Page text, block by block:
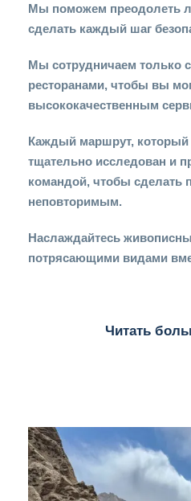
Мы поможем преодолеть
сделать каждый шаг
Мы сотрудничаем только
ресторанами, чтобы вы
высококачественным
Каждый маршрут,
тщательно исследован и
командой, чтобы сделать
неповторимым.
Наслаждайтесь
потрясающими видами
Читать